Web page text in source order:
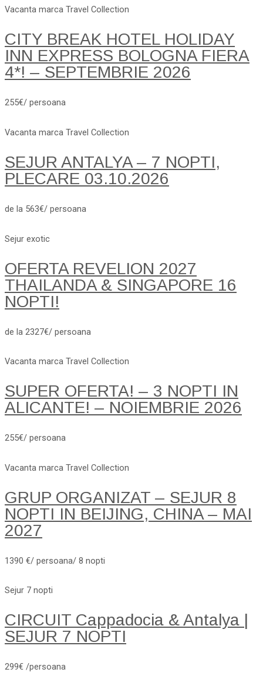
Vacanta marca Travel Collection
CITY BREAK HOTEL HOLIDAY
INN EXPRESS BOLOGNA FIERA
4*! – SEPTEMBRIE 2026
255€/ persoana
Vacanta marca Travel Collection
SEJUR ANTALYA – 7 NOPTI,
PLECARE 03.10.2026
de la 563€/ persoana
Sejur exotic
OFERTA REVELION 2027
THAILANDA & SINGAPORE 16
NOPTI!
de la 2327€/ persoana
Vacanta marca Travel Collection
SUPER OFERTA! – 3 NOPTI IN
ALICANTE! – NOIEMBRIE 2026
255€/ persoana
Vacanta marca Travel Collection
GRUP ORGANIZAT – SEJUR 8
NOPTI IN BEIJING, CHINA – MAI
2027
1390 €/ persoana/ 8 nopti
Sejur 7 nopti
CIRCUIT Cappadocia & Antalya |
SEJUR 7 NOPTI
299€ /persoana